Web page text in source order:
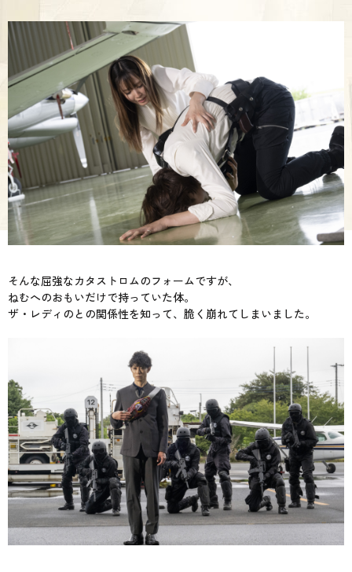
そんな屈強なカタストロムのフォームですが、
ねむへのおもいだけで持っていた体。
ザ・レディのとの関係性を知って、脆く崩れてしまいました。